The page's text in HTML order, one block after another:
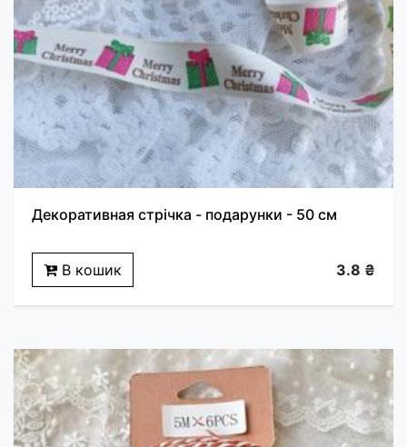
Декоративная стрічка - подарунки - 50 см
В кошик 3.8 ₴